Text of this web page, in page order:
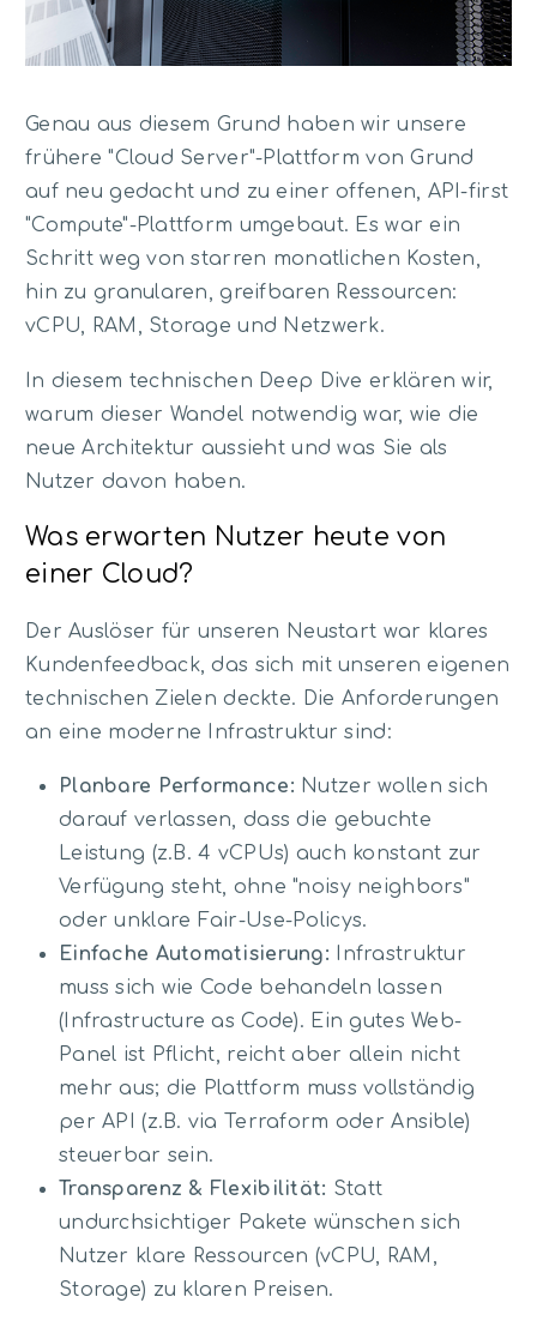
Genau aus diesem Grund haben wir unsere
frühere "Cloud Server"-Plattform von Grund
auf neu gedacht und zu einer offenen, API-first
"Compute"-Plattform umgebaut. Es war ein
Schritt weg von starren monatlichen Kosten,
hin zu granularen, greifbaren Ressourcen:
vCPU, RAM, Storage und Netzwerk.
In diesem technischen Deep Dive erklären wir,
warum dieser Wandel notwendig war, wie die
neue Architektur aussieht und was Sie als
Nutzer davon haben.
Was erwarten Nutzer heute von
einer Cloud?
Der Auslöser für unseren Neustart war klares
Kundenfeedback, das sich mit unseren eigenen
technischen Zielen deckte. Die Anforderungen
an eine moderne Infrastruktur sind:
Planbare Performance: Nutzer wollen sich
darauf verlassen, dass die gebuchte
Leistung (z.B. 4 vCPUs) auch konstant zur
Verfügung steht, ohne "noisy neighbors"
oder unklare Fair-Use-Policys.
Einfache Automatisierung: Infrastruktur
muss sich wie Code behandeln lassen
(Infrastructure as Code). Ein gutes Web-
Panel ist Pflicht, reicht aber allein nicht
mehr aus; die Plattform muss vollständig
per API (z.B. via Terraform oder Ansible)
steuerbar sein.
Transparenz & Flexibilität: Statt
undurchsichtiger Pakete wünschen sich
Nutzer klare Ressourcen (vCPU, RAM,
Storage) zu klaren Preisen.